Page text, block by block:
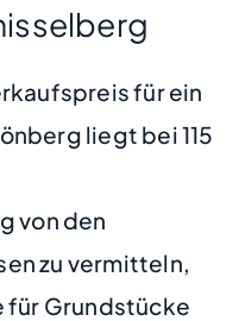
für ein
liegt bei 115
von den
zu vermitteln,
für Grundstücke